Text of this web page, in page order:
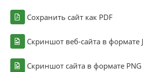
Сохранить сайт как PDF
Скриншот веб-сайта в формате
Скриншот сайта в формате PNG